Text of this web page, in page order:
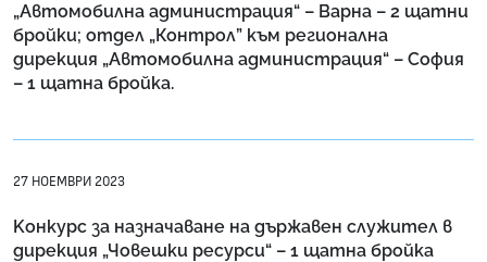
„Автомобилна администрация“ – Варна – 2 щатни
бройки; отдел „Контрол” към регионална
дирекция „Автомобилна администрация“ – София
– 1 щатна бройка.
27 НОЕМВРИ 2023
Kонкурс за назначаване на държавен служител в
дирекция „Човешки ресурси“ – 1 щатна бройка